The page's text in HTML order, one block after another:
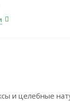
и целебные